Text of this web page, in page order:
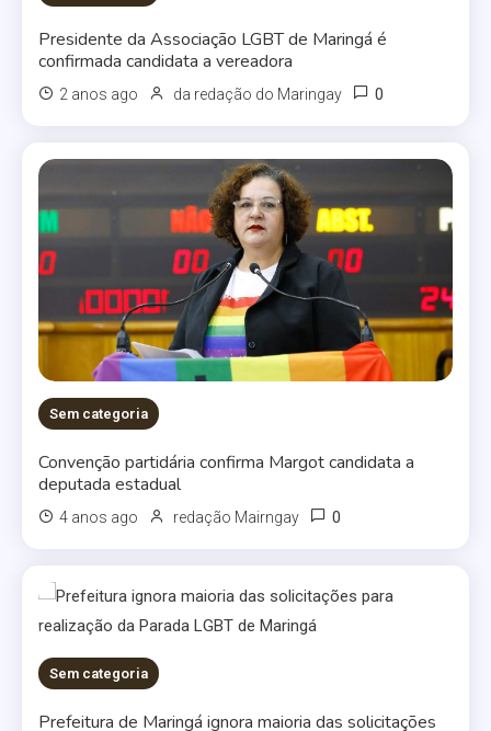
Presidente da Associação LGBT de Maringá é
confirmada candidata a vereadora
2 anos ago da redação do Maringay 0
Sem categoria
Convenção partidária confirma Margot candidata a
deputada estadual
4 anos ago redação Mairngay 0
Sem categoria
Prefeitura de Maringá ignora maioria das solicitações